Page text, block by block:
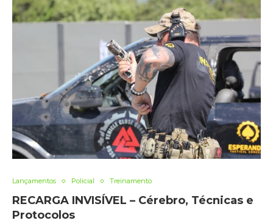
Lançamentos Policial Treinamento
RECARGA INVISÍVEL – Cérebro, Técnicas e
Protocolos